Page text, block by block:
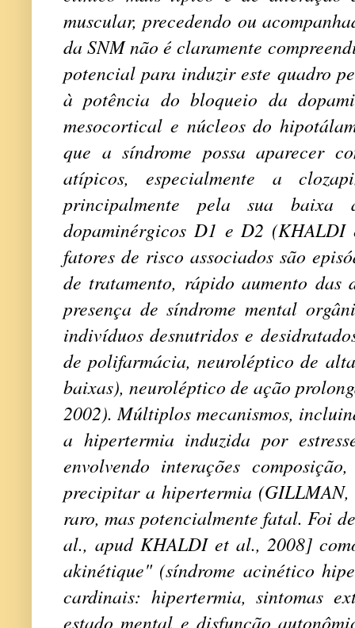
muscular, precedendo ou
da SNM não é claramente
potencial para induzir este quadro
à potência do bloqueio da
mesocortical e núcleos do
que a síndrome possa aparecer
atípicos, especialmente a
principalmente pela sua baixa
dopaminérgicos D1 e D2
fatores de risco associados são
de tratamento, rápido aumento das
presença de síndrome mental
indivíduos desnutridos e
de polifarmácia, neuroléptico de
baixas), neuroléptico de ação
2002). Múltiplos mecanismos,
a hipertermia induzida por
envolvendo interações
precipitar a hipertermia (GILLMAN,
raro, mas potencialmente fatal. Foi
al., apud KHALDI et al., 2008]
akinétique"(síndrome acinético
cardinais: hipertermia, sintomas
estado mental e disfunção